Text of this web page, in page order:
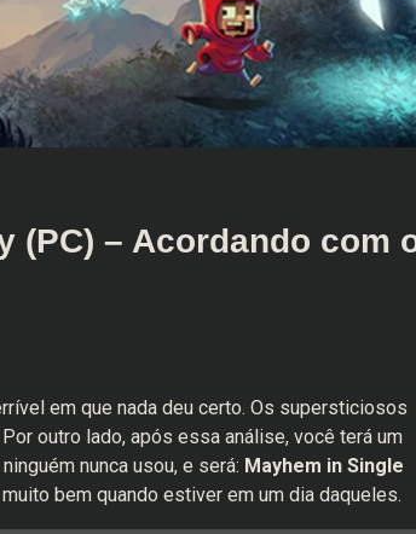
(PC) – Acordando com
em que nada deu certo. Os supersticiosos
outro lado, após essa análise, você terá um
nunca usou, e será: Mayhem in Single
bem quando estiver em um dia daqueles.